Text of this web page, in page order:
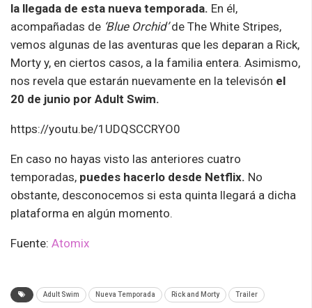
la llegada de esta nueva temporada. En él,
acompañadas de ‘Blue Orchid’de The White Stripes,
vemos algunas de las aventuras que les deparan a Rick,
Morty y, en ciertos casos, a la familia entera. Asimismo,
nos revela que estarán nuevamente en la televisón el
20 de junio por Adult Swim.
https://youtu.be/1UDQSCCRYO0
En caso no hayas visto las anteriores cuatro
temporadas, puedes hacerlo desde Netflix. No
obstante, desconocemos si esta quinta llegará a dicha
plataforma en algún momento.
Fuente: Atomix
Adult Swim Nueva Temporada Rick and Morty Trailer